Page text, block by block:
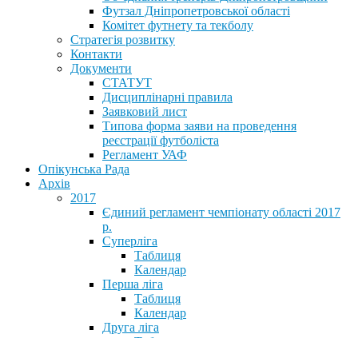
Футзал Дніпропетровської області
Комітет футнету та текболу
Стратегія розвитку
Контакти
Документи
СТАТУТ
Дисциплінарні правила
Заявковий лист
Типова форма заяви на проведення
реєстрації футболіста
Регламент УАФ
Опікунська Рада
Архів
2017
Єдиний регламент чемпіонату області 2017
р.
Суперліга
Таблиця
Календар
Перша ліга
Таблиця
Календар
Друга ліга